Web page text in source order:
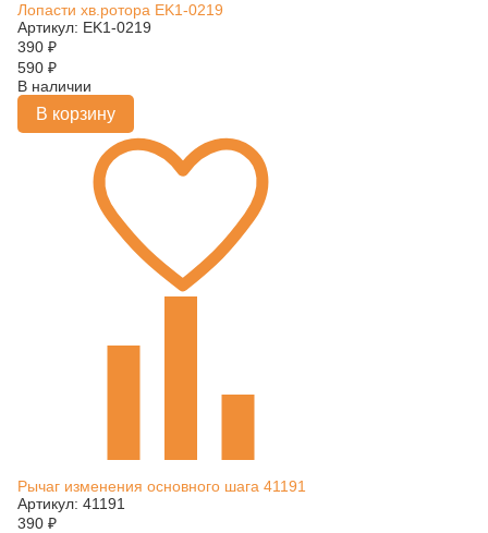
Лопасти хв.ротора EK1-0219
Артикул: EK1-0219
390 ₽
590 ₽
В наличии
В корзину
Рычаг изменения основного шага 41191
Артикул: 41191
390 ₽